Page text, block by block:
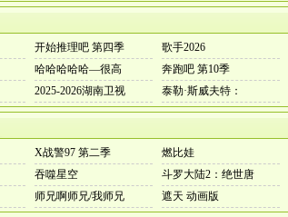
开始推理吧 第四季 歌手2026
哈哈哈哈哈—很高 奔跑吧 第10季
2025-2026湖南卫视 泰勒·斯威夫特：
X战警97 第二季 燃比娃
吞噬星空 斗罗大陆2：绝世唐
师兄啊师兄/我师兄 遮天 动画版